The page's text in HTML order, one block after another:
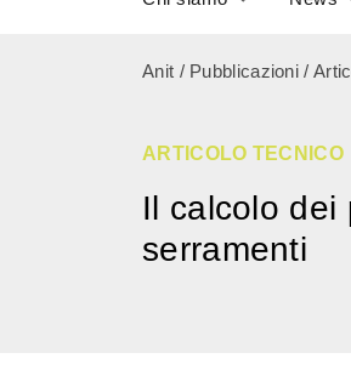
Anit / Pubblicazioni /
ARTICOLO TECNICO
Il calcolo dei
serramenti